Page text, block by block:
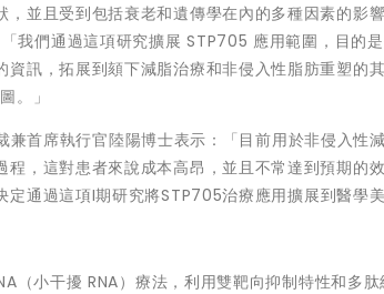
，並且受到包括衰老和遺傳學在內的多種因素的
我們通過這項研究擴展 STP705 應用範圍，目的
訊，拓展到頦下減脂治療和非侵入性脂肪重塑的
。」
首席執行官陸陽博士表示：「目前用於非侵入性
，這對患者來說成本高昂，並且不常達到預期的
通過這項I期研究將STP705治療應用擴展到醫學美
小干擾 RNA）療法，利用雙靶向抑制特性和多